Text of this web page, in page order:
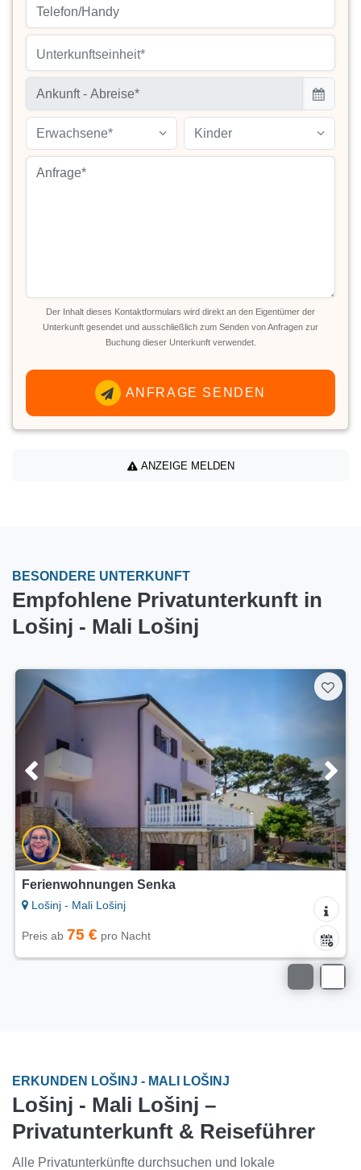
Unterkunftseinheit*
Erwachsene* Kinder
Der Inhalt dieses Kontaktformulars wird direkt an den Eigentümer der
Unterkunft gesendet und ausschließlich zum Senden von Anfragen zur
Buchung dieser Unterkunft verwendet.
ANFRAGE SENDEN
ANZEIGE MELDEN
BESONDERE UNTERKUNFT
Empfohlene Privatunterkunft in
Lošinj - Mali Lošinj
4.9/5
Ferienwohnungen Antares
Lošinj - Mali Lošinj
Preisauf Anfrage
ERKUNDEN LOŠINJ - MALI LOŠINJ
Lošinj - Mali Lošinj –
Privatunterkunft & Reiseführer
Alle Privatunterkünfte durchsuchen und lokale